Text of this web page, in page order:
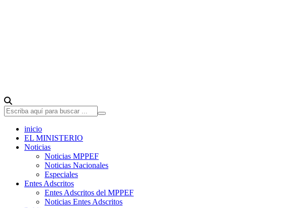
inicio
EL MINISTERIO
Noticias
Noticias MPPEF
Noticias Nacionales
Especiales
Entes Adscritos
Entes Adscritos del MPPEF
Noticias Entes Adscritos